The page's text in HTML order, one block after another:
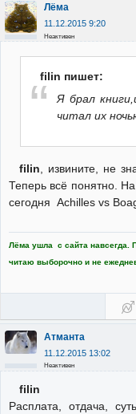
Лёма
11.12.2015 9:20
Неактивен
filin пишет:
Я брал
читал их
filin , извините, не
Теперь всё понятно.
сегодня Achilles vs
Лёма ушла с сайта навсегда.
читаю выборочно и не
Атманта
11.12.2015 13:02
Неактивен
filin
Расплата, отдача,